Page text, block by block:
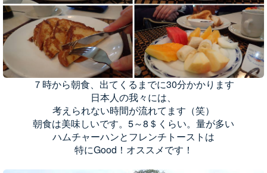
７時から朝食、出てくるまでに30分かかります
日本人の我々には、
考えられない時間が流れてます（笑）
朝食は美味しいです。5～8＄くらい。量が多い
ハムチャーハンとフレンチトーストは
特にGood！オススメです！